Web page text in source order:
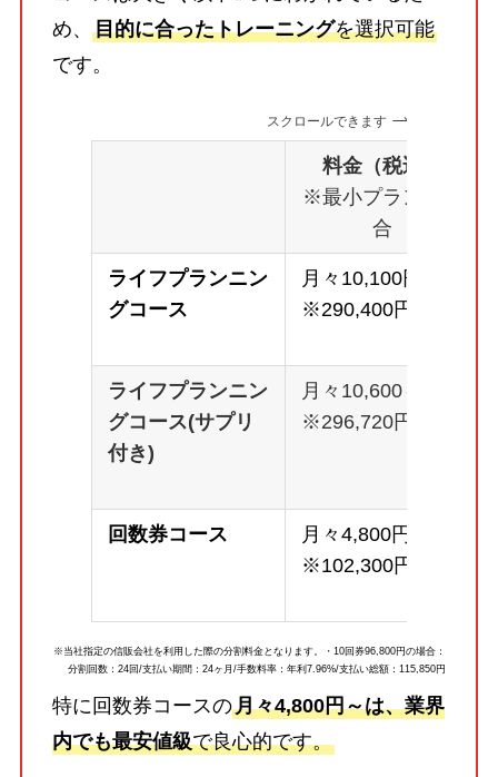
め、 目的に合ったトレーニングを選択可能
です。
スクロールできます
料金（税込）
※最小プランの場
合
ライフプランニン
グコース
月々10,100円～
※290,400円
ライフプランニン
グコース(サプリ
付き)
月々10,600～
※296,720円
回数券コース
月々4,800円～
※102,300円
※当社指定の信販会社を利用した際の分割料金となります。・10回券96,800円の場合：
分割回数：24回/支払い期間：24ヶ月/手数料率：年利7.96%/支払い総額：115,850円
特に回数券コースの月々4,800円～は、業界
内でも最安値級で良心的です。